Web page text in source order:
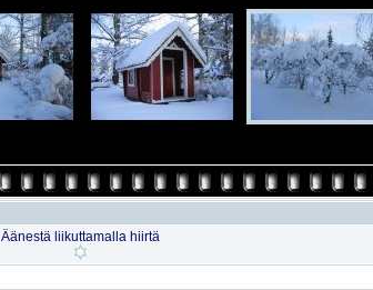
Äänestä liikuttamalla hiirtä